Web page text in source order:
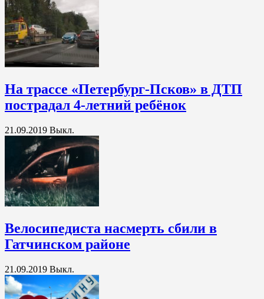
На трассе «Петербург-Псков» в ДТП
пострадал 4-летний ребёнок
21.09.2019 Выкл.
Велосипедиста насмерть сбили в
Гатчинском районе
21.09.2019 Выкл.